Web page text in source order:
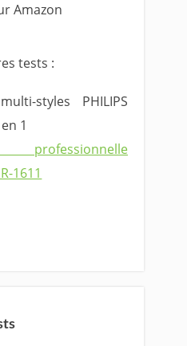
Amazon
tests :
styles PHILIPS
1
professionnelle
1611